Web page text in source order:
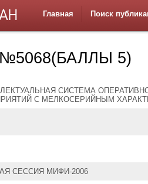
Главная Поиск
№5068(БАЛЛЫ 5)
СИСТЕМА
С МЕЛКОСЕРИЙНЫМ
СЕССИЯ МИФИ-2006